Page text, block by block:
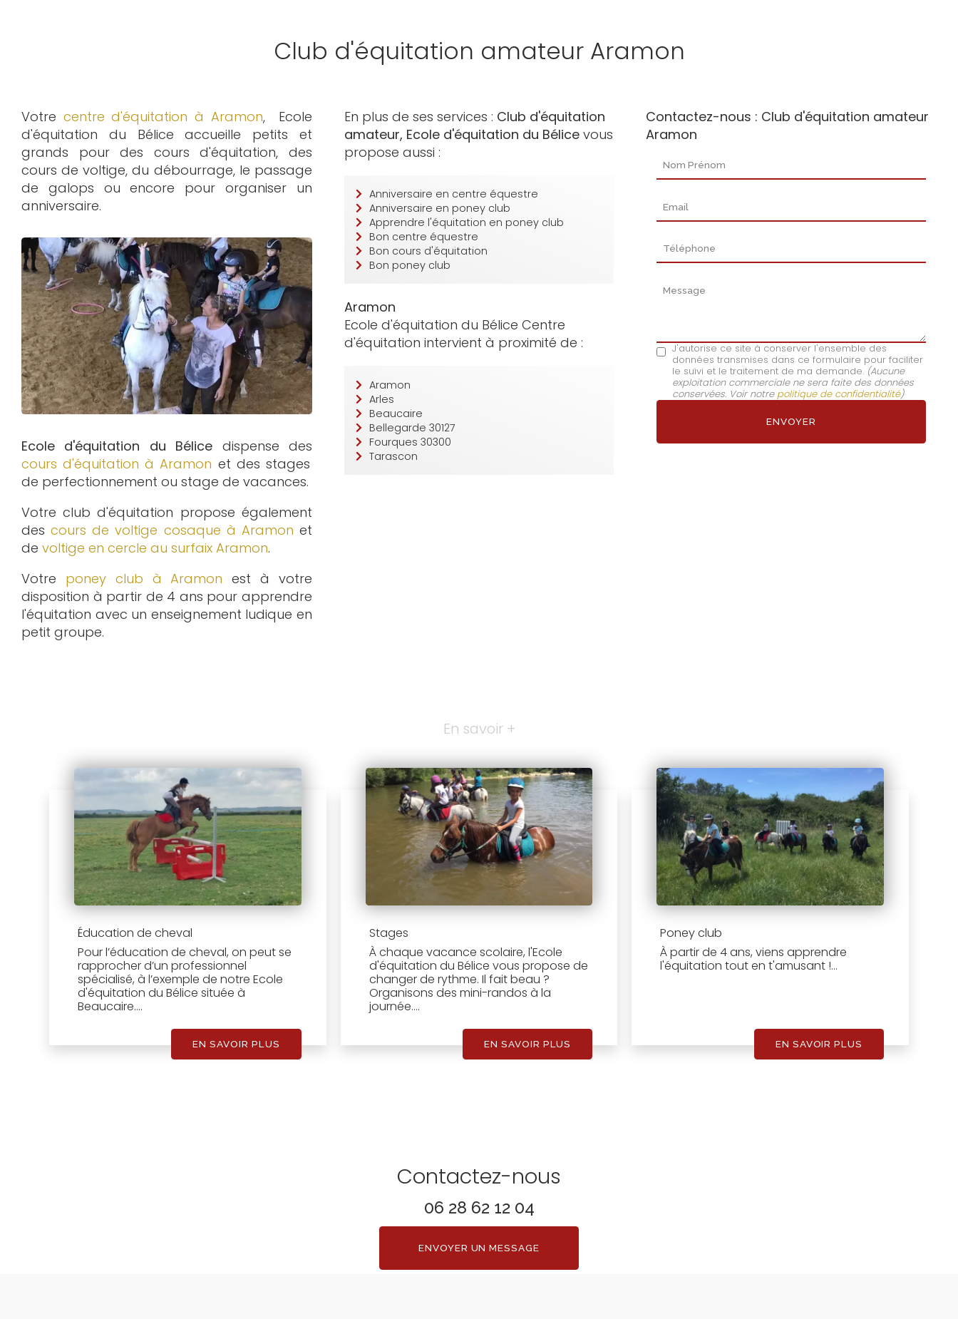
Club d'équitation amateur Aramon
Votre centre d'équitation à Aramon, Ecole
d'équitation du Bélice accueille petits et
grands pour des cours d'équitation, des
cours de voltige, du débourrage, le passage
de galops ou encore pour organiser un
anniversaire.
Ecole d'équitation du Bélice dispense des
cours d'équitation àAramon et des stages
de perfectionnement ou stage de vacances.
Votre club d'équitation propose également
descours de voltige cosaque à Aramon et
de voltige en cercle au surfaix Aramon.
Votre poney club à Aramon est à votre
disposition à partir de 4 ans pour apprendre
l'équitation avec un enseignement ludique en
petit groupe.
En plus de ses services : Club d'équitation
amateur, Ecole d'équitation du Bélicevous
propose aussi :
Anniversaire en centre équestre
Anniversaire en poney club
Apprendre l'équitation en poney club
Bon centre équestre
Bon cours d'équitation
Bon poney club
Aramon
Ecole d'équitation du Bélice Centre
d'équitation intervient à proximité de :
Aramon
Arles
Beaucaire
Bellegarde 30127
Fourques 30300
Tarascon
Contactez-nous : Club d'équitation amateur
Aramon
Nom Prénom
Email
Téléphone
Message
J'autorise ce site à conserver l'ensemble des
données transmises dans ce formulaire pour faciliter
le suivi et le traitement de ma demande. (Aucune
exploitation commerciale ne sera faite des données
conservées. Voir notre politique de confidentialité)
En savoir +
Éducation de cheval
Pour l’éducation de cheval, on peut se
rapprocher d’un professionnel
spécialisé, à l’exemple de notre Ecole
d'équitation du Bélice située à
Beaucaire....
EN SAVOIR PLUS
Stages
À chaque vacance scolaire, l'Ecole
d'équitation du Bélice vous propose de
changer de rythme. Il fait beau ?
Organisons des mini-randos à la
journée....
EN SAVOIR PLUS
Poney club
À partir de 4 ans, viens apprendre
l'équitation tout en t'amusant !...
EN SAVOIR PLUS
Contactez-nous
06 28 62 12 04
ENVOYER UN MESSAGE